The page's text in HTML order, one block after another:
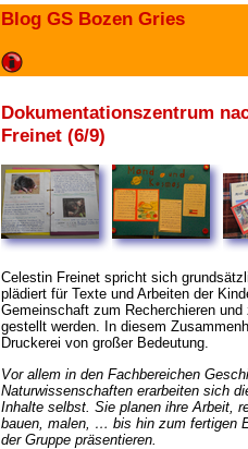
Blog GS Bozen Gries
Dokumentationszentrum
Freinet (6/9)
Celestin Freinet spricht sich
plädiert für Texte und Arbeiten der
Gemeinschaft zum Recherchieren
gestellt werden. In diesem
Druckerei von großer Bedeutung.
Vor allem in den Fachbereichen
Naturwissenschaften erarbeiten sich
Inhalte selbst. Sie planen ihre Arbeit,
bauen, malen, … bis hin zum fertigen
der Gruppe präsentieren.